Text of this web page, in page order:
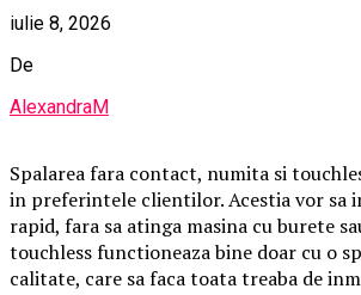
iulie 8, 2026
De
AlexandraM
Spalarea fara contact, numita si
in preferintele clientilor. Acestia vor sa
rapid, fara sa atinga masina cu burete
touchless functioneaza bine doar cu o
calitate, care sa faca toata treaba de